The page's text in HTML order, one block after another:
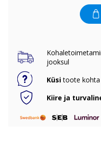
jooksul
Küsitoote kohta
Kiire ja